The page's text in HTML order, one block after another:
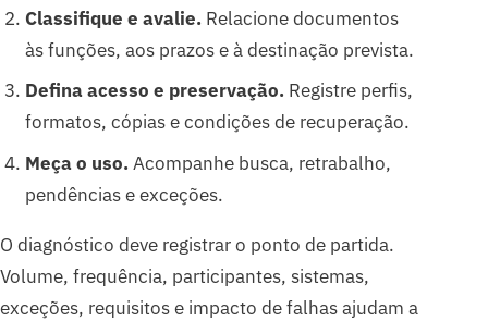
Classifique e avalie. Relacione documentos
às funções, aos prazos e à destinação prevista.
Defina acesso e preservação. Registre perfis,
formatos, cópias e condições de recuperação.
Meça o uso. Acompanhe busca, retrabalho,
pendências e exceções.
O diagnóstico deve registrar o ponto de partida.
Volume, frequência, participantes, sistemas,
exceções, requisitos e impacto de falhas ajudam a